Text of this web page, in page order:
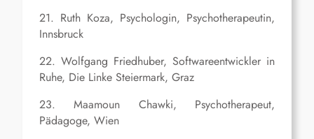
21. Ruth Koza, Psychologin, Psychotherapeutin,
Innsbruck
22. Wolfgang Friedhuber, Softwareentwickler in
Ruhe, Die Linke Steiermark, Graz
23. Maamoun Chawki, Psychotherapeut,
Pädagoge, Wien